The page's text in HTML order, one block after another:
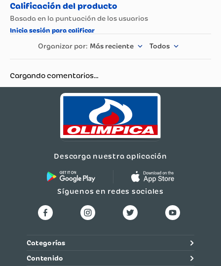
Más reciente Todos
Cargando comentarios…
Descarga nuestra aplicación
Síguenos en redes sociales
Categorías
Contenido